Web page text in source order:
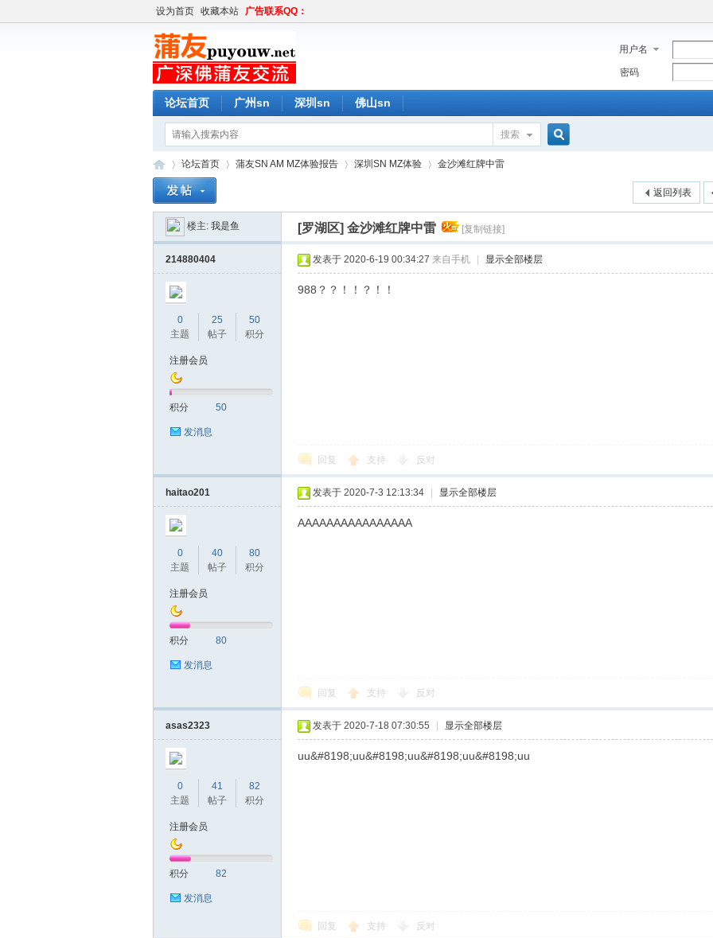
设为首页 收藏本站 广告联系QQ：
用户名
密码
论坛首页 广州sn 深圳sn 佛山sn
搜索
论
»
论坛首页
›
蒲友SN AM MZ体验报告
›
深圳SN MZ体验
›
金沙滩红牌中雷
返回列表
楼主: 我是鱼 [罗湖区] 金沙滩红牌中雷 [复制链接]
214880404
0
主题
25
帖子
50
积分
注册会员
积分 50
发消息
发表于 2020-6-19 00:34:27 来自手机 显示全部楼层
988？？！！？！！
回复 支持 反对
haitao201
0
主题
40
帖子
80
积分
注册会员
积分 80
发消息
发表于 2020-7-3 12:13:34 显示全部楼层
AAAAAAAAAAAAAAAA
回复 支持 反对
asas2323
0
主题
41
帖子
82
积分
注册会员
积分 82
发消息
发表于 2020-7-18 07:30:55 显示全部楼层
uu&#8198;uu&#8198;uu&#8198;uu&#8198;uu
回复 支持 反对